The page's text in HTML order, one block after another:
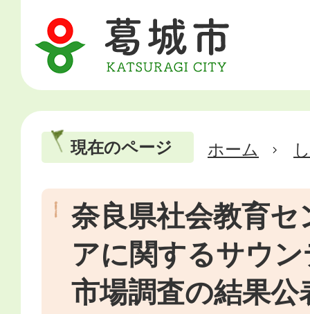
現在のページ ホーム
奈良県社会教育セ
アに関するサウ
市場調査の結果公